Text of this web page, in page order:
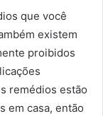
que você
existem
proibidos
remédios estão
em casa, então